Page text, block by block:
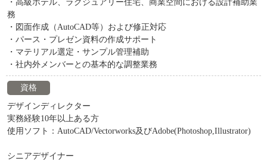
・高級ホテル、ラグジュアリー住宅、商業空間における設計補助業
務
・図面作成（AutoCAD等）および修正対応
・パース・プレゼン資料の作成サポート
・マテリアル選定・サンプル管理補助
・社内外メンバーとの基本的な調整業務
資格
デザインディレクター
実務経験10年以上ある方
使用ソフト：AutoCAD/Vectorworks及びAdobe(Photoshop,Illustrator)
シニアデザイナー